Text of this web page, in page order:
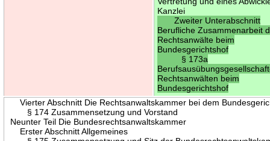
Kanzlei
Zweiter Unterabschnitt
Berufliche Zusammenarbeit
Rechtsanwälte beim
Bundesgerichtshof
§ 173a
Rechtsanwälten beim
Bundesgerichtshof
Vierter Abschnitt Die Rechtsanwaltskammer bei dem
§ 174 Zusammensetzung und Vorstand
Neunter Teil Die Bundesrechtsanwaltskammer
Erster Abschnitt Allgemeines